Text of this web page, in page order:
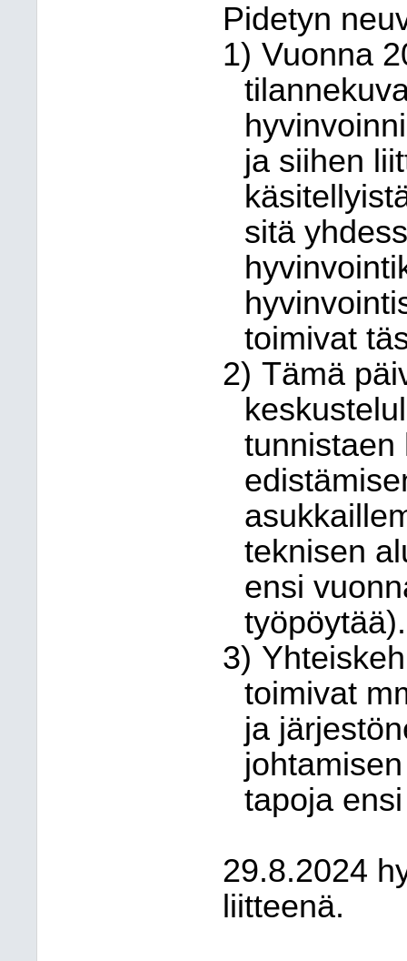
Pidetyn
1) Vuonna
ja siihen
sitä
toimivat
2) Tämä
tunnistaen
teknisen
ensi
työpöytää).
3)
toimivat
ja
tapoja
29.8.2024
liitteenä.